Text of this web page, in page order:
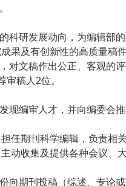
科研发展动向，为编辑部
果及有创新性的高质量稿
对文稿作出公正、客观的
审稿人2位。
现编审人才，并向编委会推
任期刊科学编辑，负责相
动收集及提供各种会议、
向期刊投稿（综述、专论或